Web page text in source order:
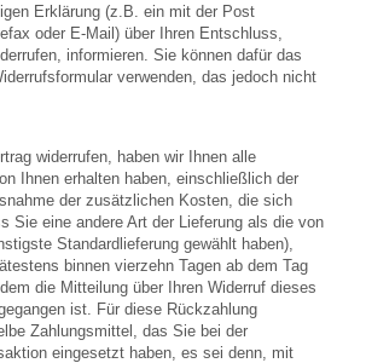
Erklärung (z.B. ein mit der Post
oder E-Mail) über Ihren Entschluss,
informieren. Sie können dafür das
verwenden, das jedoch nicht
widerrufen, haben wir Ihnen alle
Ihnen erhalten haben, einschließlich der
der zusätzlichen Kosten, die sich
Sie eine andere Art der Lieferung als die von
Standardlieferung gewählt haben),
binnen vierzehn Tagen ab dem Tag
die Mitteilung über Ihren Widerruf dieses
ist. Für diese Rückzahlung
Zahlungsmittel, das Sie bei der
eingesetzt haben, es sei denn, mit